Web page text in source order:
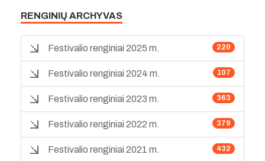
RENGINIŲ ARCHYVAS
220
Festivalio renginiai 2025 m.
107
Festivalio renginiai 2024 m.
363
Festivalio renginiai 2023 m.
379
Festivalio renginiai 2022 m.
432
Festivalio renginiai 2021 m.